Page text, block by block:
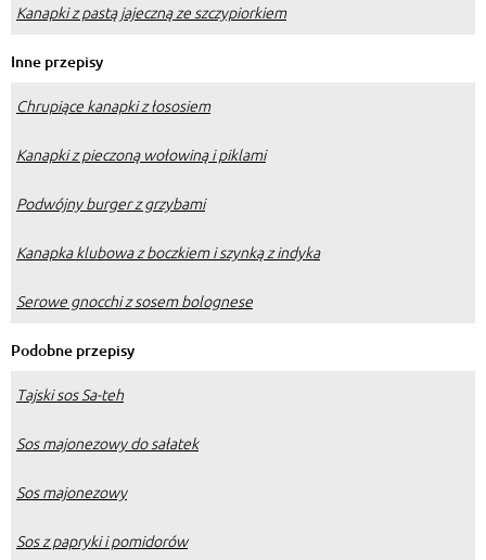
Kanapki z pastą jajeczną ze szczypiorkiem
Inne przepisy
Chrupiące kanapki z łososiem
Kanapki z pieczoną wołowiną i piklami
Podwójny burger z grzybami
Kanapka klubowa z boczkiem i szynką z indyka
Serowe gnocchi z sosem bolognese
Podobne przepisy
Tajski sos Sa-teh
Sos majonezowy do sałatek
Sos majonezowy
Sos z papryki i pomidorów